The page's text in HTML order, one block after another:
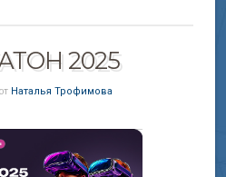
2025
Наталья Трофимова